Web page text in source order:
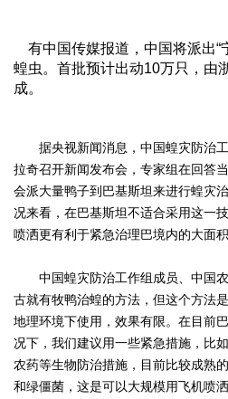
有中国传媒报道，中国将派出“
蝗虫。首批预计出动10万只，由
成。
据央视新闻消息，中国蝗灾防治工
拉奇召开新闻发布会，专家组在回答
会派大量鸭子到巴基斯坦来进行蝗灾
况来看，在巴基斯坦不适合采用这一
喷洒更有利于紧急治理巴境内的大面积
中国蝗灾防治工作组成员、中国农
古就有牧鸭治蝗的方法，但这个方法
地理环境下使用，效果有限。在目前
况下，我们建议用一些紧急措施，比
农药等生物防治措施，目前比较成熟
和绿僵菌，这是可以大规模用飞机喷